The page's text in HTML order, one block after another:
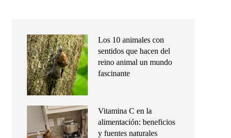
Los 10 animales con
sentidos que hacen del
reino animal un mundo
fascinante
Vitamina C en la
alimentación: beneficios
y fuentes naturales